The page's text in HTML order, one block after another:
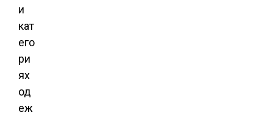
и
кат
его
ри
ях
од
еж